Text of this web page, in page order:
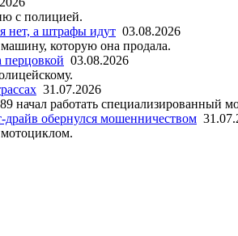
с полицией.
нет, а штрафы идут 03.08.2026
которую она продала.
перцовкой 03.08.2026
31.07.2026
работать специализированный
драйв обернулся мошенничеством